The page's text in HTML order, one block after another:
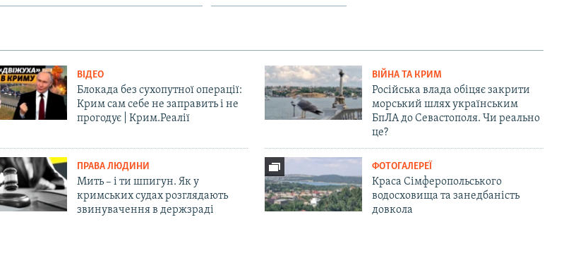
ВІДЕО
Блокада без сухопутної операції:
Крим сам себе не заправить і не
прогодує | Крим.Реалії
ВІЙНА ТА КРИМ
Російська влада обіцяє закрити
морський шлях українським
БпЛА до Севастополя. Чи реально
це?
ПРАВА ЛЮДИНИ
Мить – і ти шпигун. Як у
кримських судах розглядають
звинувачення в держзраді
ФОТОГАЛЕРЕЇ
Краса Сімферопольського
водосховища та занедбаність
довкола